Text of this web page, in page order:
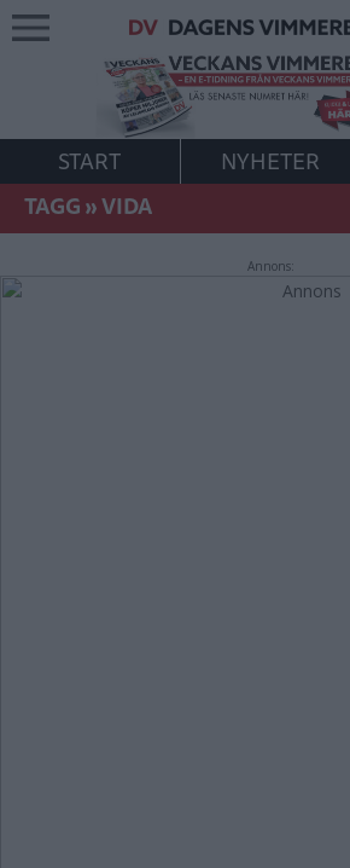
START NYHETER
TAGG»VIDA
Annons: